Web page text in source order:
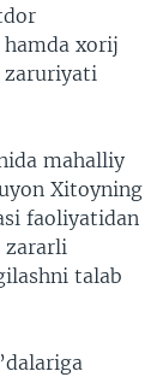
xorij
zaruriyati
mahalliy
Xitoyning
faoliyatidan
zararli
talab